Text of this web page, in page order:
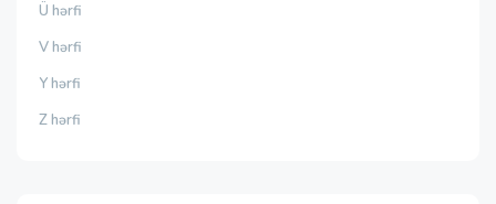
Ü hərfi
V hərfi
Y hərfi
Z hərfi